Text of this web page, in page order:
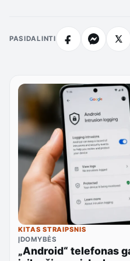
PASIDALINTI
KITAS STRAIPSNIS
ĮDOMYBĖS
„Android“ telefonas